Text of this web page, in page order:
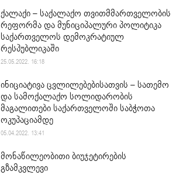
ქალაქი – საქალაქო თვითმმართველობის
რეფორმა და მუნიციპალური პოლიტიკა
საქართველოს დემოკრატიულ
რესპუბლიკაში
25.05.2022. 16:18
ინიციატივა ცვლილებებისათვის – სათემო
და სამოქალაქო სოლიდარობის
მაგალითები საქართველოში საბჭოთა
ოკუპაციამდე
05.04.2022. 13:41
მონაწილეობითი ბიუჯეტირების
გზამკვლევი